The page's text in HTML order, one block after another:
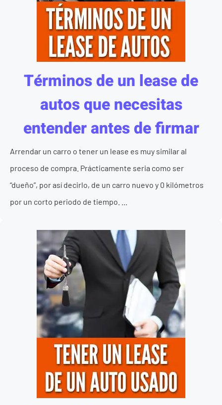
Términos de un lease de
autos que necesitas
entender antes de firmar
Arrendar un carro o tener un lease es muy similar al
proceso de compra. Prácticamente seria como ser
“dueño”, por así decirlo, de un carro nuevo y 0 kilómetros
por un corto periodo de tiempo. ...